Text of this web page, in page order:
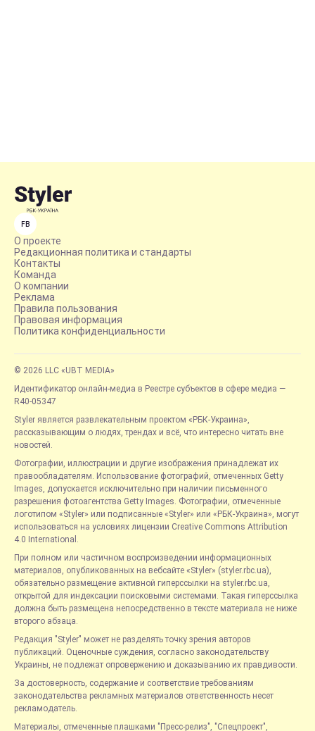
FB
О проекте
Редакционная политика и стандарты
Контакты
Команда
О компании
Реклама
Правила пользования
Правовая информация
Политика конфиденциальности
© 2026 LLC «UBT MEDIA»
Идентификатор онлайн-медиа в Реестре субъектов в сфере медиа —
R40-05347
Styler является развлекательным проектом «РБК-Украина»,
рассказывающим о людях, трендах и всё, что интересно читать вне
новостей.
Фотографии, иллюстрации и другие изображения принадлежат их
правообладателям. Использование фотографий, отмеченных Getty
Images, допускается исключительно при наличии письменного
разрешения фотоагентства Getty Images. Фотографии, отмеченные
логотипом «Styler» или подписанные «Styler» или «РБК-Украина», могут
использоваться на условиях лицензии Creative Commons Attribution
4.0 International.
При полном или частичном воспроизведении информационных
материалов, опубликованных на вебсайте «Styler» (styler.rbc.ua),
обязательно размещение активной гиперссылки на styler.rbc.ua,
открытой для индексации поисковыми системами. Такая гиперссылка
должна быть размещена непосредственно в тексте материала не ниже
второго абзаца.
Редакция "Styler" может не разделять точку зрения авторов
публикаций. Оценочные суждения, согласно законодательству
Украины, не подлежат опровержению и доказыванию их правдивости.
За достоверность, содержание и соответствие требованиям
законодательства рекламных материалов ответственность несет
рекламодатель.
Материалы, отмеченные плашками "Пресс-релиз", "Спецпроект",